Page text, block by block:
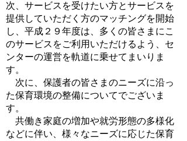
次、サービスを受けたい方とサービスを
提供していただく方のマッチングを開始
し、平成２９年度は、多くの皆さまにこ
のサービスをご利用いただけるよう、セ
ンターの運営を軌道に乗せてまいりま
す。
次に、保護者の皆さまのニーズに沿っ
た保育環境の整備についてでございま
す。
共働き家庭の増加や就労形態の多様化
などに伴い、様々なニーズに応じた保育